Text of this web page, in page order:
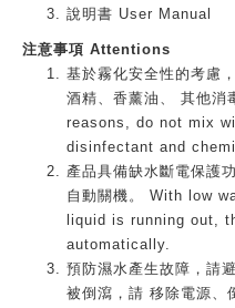
說明書 User Manual
注意事項 Attentions
基於霧化安全性的考慮
酒精、香薰油、 其他
reasons, do not mix
disinfectant and
產品具備缺水斷電保護
自動關機。 With low
liquid is running out,
automatically.
預防濕水產生故障，請
被倒瀉，請 移除電源、